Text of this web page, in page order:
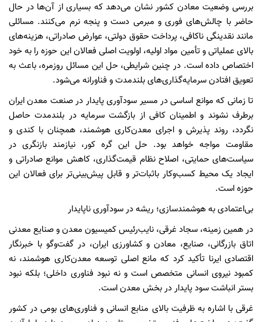
بررسی وضعیت معادن کشور نشان می‌دهد که بسیاری از آن‌ها در حال
حاضر با چالش‌های فوری و مبرمی دست و پنجه نرم می‌کنند. مسائلی
مانند نقدینگی ناکافی، پرداخت حقوق دولتی، عوارض صادراتی، هزینه‌های
بالای عملیاتی و تأمین مواد اولیه، اولویت اصلی فعالان این حوزه را به خود
اختصاص داده است. در چنین شرایطی، حل این مسائل روزمره، باعث به
تعویق افتادن سرمایه‌گذاری‌های بلندمدت و فناورانه می‌شود.
تا زمانی که موانع اساسی در مسیر سودآوری پایدار در صنعت معدن ایران
برطرف نشوند و اطمینان کافی از بازگشت سرمایه در بلندمدت حاصل
نگردد، روند پذیرش و اجرای معدن‌کاری هوشمند، همچنان با کندی و
مقاومت مواجه خواهد بود. حل این گره کور، نیازمند بازنگری در
سیاست‌های حمایتی، اصلاح نظام قیمت‌گذاری، کاهش موانع صادراتی و
ایجاد یک محیط کسب‌وکار باثبات‌تر و قابل پیش‌بینی‌تر برای فعالان این
حوزه است.
بی‌اعتمادی به هوشمندسازی؛ ریشه در سودآوری ناپایدار
در همین زمینه، سجاد غرقی، نایب‌رئیس کمیسیون معدن و صنایع معدنی
اتاق بازرگانی، صنایع، معادن و کشاورزی ایران، در گفت‌وگو با خبرنگار
اقتصادی ایرنا تأکید کرد که مانع اصلی توسعه معدن‌کاری هوشمند، نه
کمبود نیروی انسانی متخصص است و نه نبود فناوری داخلی؛ بلکه نبود
بستر انباشت سود پایدار در بخش معدن است.
غرقی با اشاره به ظرفیت بالای منابع انسانی و فناوری‌های بومی در کشور